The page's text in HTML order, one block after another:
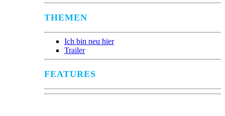
THEMEN
Ich bin neu hier
Trailer
FEATURES